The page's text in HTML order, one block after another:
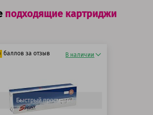
подходящие картриджи
баллов за отзыв
150 баллов
В наличии
Быстрый просмотр